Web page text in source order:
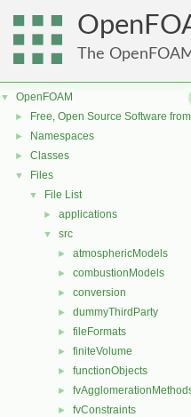
The
▼ OpenFOAM
► Free, Open Source Software
► Namespaces
► Classes
▼ Files
▼ File List
► applications
▼ src
► atmosphericModels
► combustionModels
► conversion
► dummyThirdParty
► fileFormats
► finiteVolume
► functionObjects
►
► fvConstraints